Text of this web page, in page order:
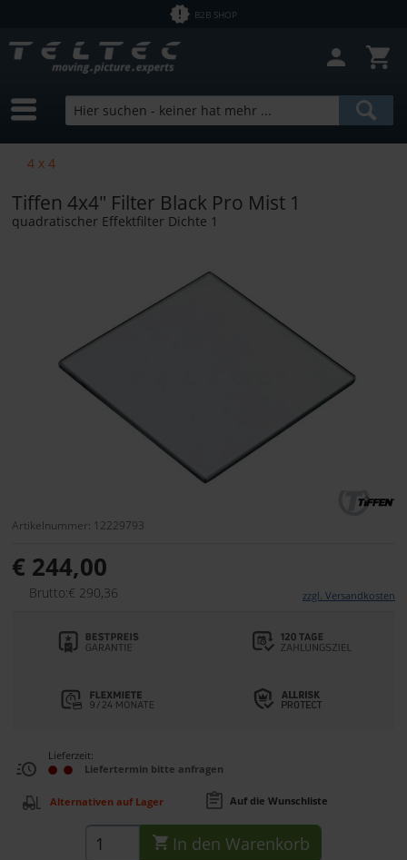
B2B SHOP
4 x 4
Tiffen 4x4" Filter Black Pro Mist 1
quadratischer Effektfilter Dichte 1
Artikelnummer: 12229793
€ 244,00
Brutto:€ 290,36 zzgl. Versandkosten
Lieferzeit:
Liefertermin bitte anfragen
Alternativen auf Lager Auf die Wunschliste
In den Warenkorb